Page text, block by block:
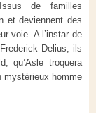
de familles
et deviennent des
voie. A l’instar de
Delius, ils
qu’Asle troquera
mystérieux homme